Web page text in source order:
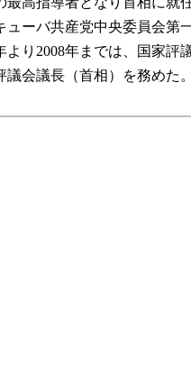
ューバ共産党中央委員会第
より2008年までは、国家評
議会議長（首相）を務めた。